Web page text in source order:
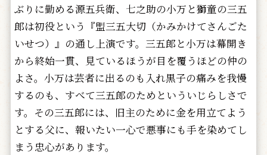
ぶりに勤める源五兵衛、七之助の小万と獅童の三五
郎は初役という『盟三五大切（かみかけてさんごた
いせつ）』の通し上演です。三五郎と小万は幕開き
から終始一貫、見ているほうが目を覆うほどの仲の
よさ。小万は芸者に出るのも入れ黒子の痛みを我慢
するのも、すべて三五郎のためといういじらしさで
す。その三五郎には、旧主のために金を用立てよう
とする父に、報いたい一心で悪事にも手を染めてし
まう忠心があります。